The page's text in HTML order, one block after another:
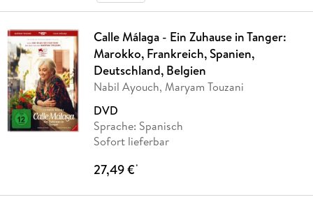
Calle Málaga - Ein Zuhause in Tanger:
Marokko, Frankreich, Spanien,
Deutschland, Belgien
Nabil Ayouch, Maryam Touzani
DVD
Sprache: Spanisch
Sofort lieferbar
27,49 €*